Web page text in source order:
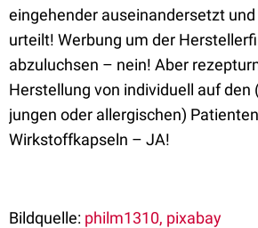
eingehender auseinandersetzt
urteilt! Werbung um der
abzuluchsen – nein! Aber
Herstellung von individuell auf den
jungen oder allergischen)
Wirkstoffkapseln – JA!
Bildquelle: philm1310, pixabay